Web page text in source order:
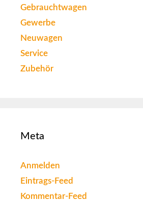
Gebrauchtwagen
Gewerbe
Neuwagen
Service
Zubehör
Meta
Anmelden
Eintrags-Feed
Kommentar-Feed